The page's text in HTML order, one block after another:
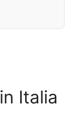
Italia